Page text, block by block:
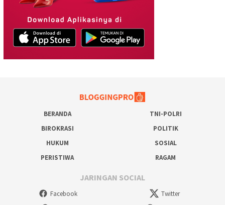
BERANDA
TNI-POLRI
BIROKRASI
POLITIK
HUKUM
SOSIAL
PERISTIWA
RAGAM
JARINGAN SOCIAL
Facebook
Twitter